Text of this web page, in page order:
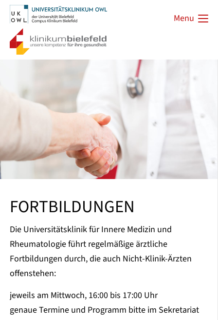
Menu
FORTBILDUNGEN
Die Universitätsklinik für Innere Medizin und
Rheumatologie führt regelmäßige ärztliche
Fortbildungen durch, die auch Nicht-Klinik-Ärzten
offenstehen:
jeweils am Mittwoch, 16:00 bis 17:00 Uhr
genaue Termine und Programm bitte im Sekretariat